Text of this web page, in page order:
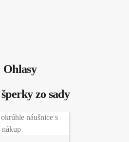
Ohlasy
zo sady